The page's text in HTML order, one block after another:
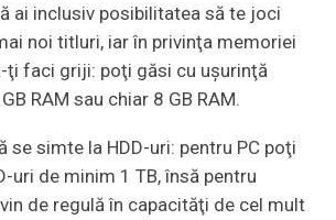
ai inclusiv posibilitatea să te joci
noi titluri, iar în privinţa memoriei
ţi faci griji: poţi găsi cu uşurinţă
RAM sau chiar 8 GB RAM.
se simte la HDD-uri: pentru PC poţi
uri de minim 1 TB, însă pentru
de regulă în capacităţi de cel mult